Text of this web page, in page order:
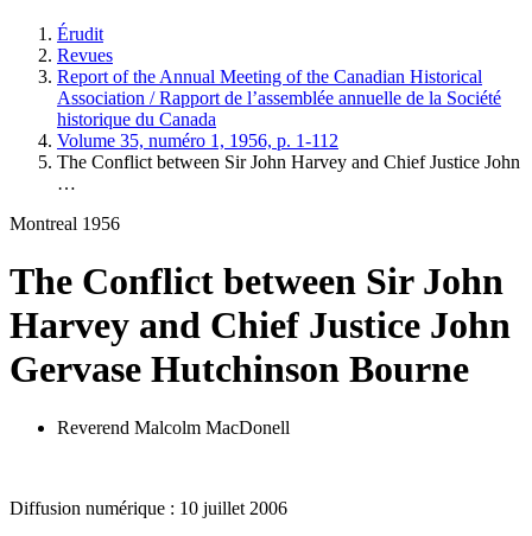
Érudit
Revues
Report of the Annual Meeting of the Canadian Historical
Association / Rapport de l’assemblée annuelle de la Société
historique du Canada
Volume 35, numéro 1, 1956, p. 1-112
The Conflict between Sir John Harvey and Chief Justice John
…
Montreal 1956
The Conflict between Sir John
Harvey and Chief Justice John
Gervase Hutchinson Bourne
Reverend Malcolm MacDonell
Diffusion numérique : 10 juillet 2006